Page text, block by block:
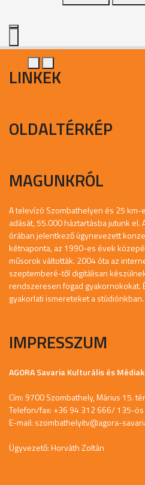
LINKEK
OLDALTÉRKÉP
MAGUNKRÓL
A televízó Szombathelyen és 25
adását, 55.000 háztartásba jutunk
órában jelentkező úgynevezett
kétnaponta, az 1990-es évek
műsorok váltották. 2004 óta az
szeptemberé-től digitálisan
rendszeresen fogad gyakornokokat.
gyakorlati ismereteket a stúdiónkban.
IMPRESSZUM
AGORA Savaria Kulturális és
Cím: 9700 Szombathely, Márius 15.
Telefon/fax: +36 94 312 666/ 135-
E-mail: szombathelyitv@agora-
Ügyvezető: Horváth Zoltán